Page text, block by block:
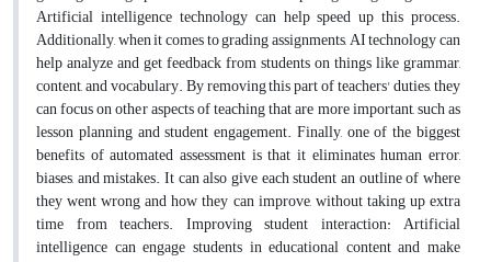
Artificial intelligence technology can help speed up this process.
Additionally, when it comes to grading assignments, AI technology can
help analyze and get feedback from students on things like grammar,
content, and vocabulary. By removing this part of teachers' duties, they
can focus on other aspects of teaching that are more important, such as
lesson planning and student engagement. Finally, one of the biggest
benefits of automated assessment is that it eliminates human error,
biases, and mistakes. It can also give each student an outline of where
they went wrong and how they can improve, without taking up extra
time from teachers. Improving student interaction: Artificial
intelligence can engage students in educational content and make